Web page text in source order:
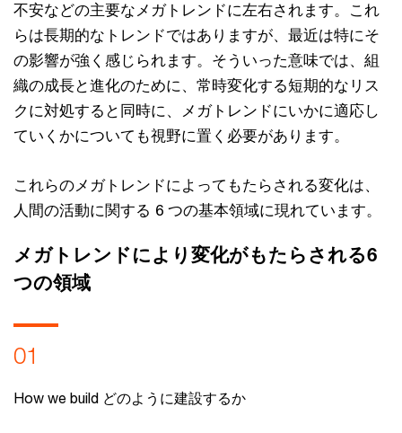
不安などの主要なメガトレンドに左右されます。これ
らは長期的なトレンドではありますが、最近は特にそ
の影響が強く感じられます。そういった意味では、組
織の成長と進化のために、常時変化する短期的なリス
クに対処すると同時に、メガトレンドにいかに適応し
ていくかについても視野に置く必要があります。
これらのメガトレンドによってもたらされる変化は、
人間の活動に関する 6 つの基本領域に現れています。
メガトレンドにより変化がもたらされる6
つの領域
01
How we build どのように建設するか